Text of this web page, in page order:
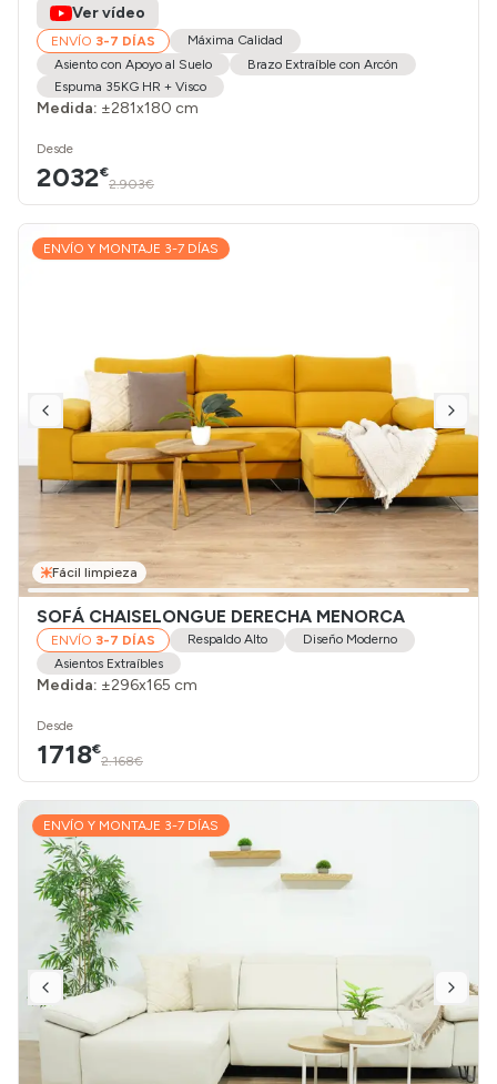
Ver vídeo
ENVÍO 3-7 DÍAS
Máxima Calidad
Asiento con Apoyo al Suelo
Brazo Extraíble con Arcón
Espuma 35KG HR + Visco
Medida: ±281x180 cm
Desde
2032€
2.903€
ENVÍO Y MONTAJE 3-7 DÍAS
Fácil limpieza
SOFÁ CHAISELONGUE DERECHA MENORCA
ENVÍO 3-7 DÍAS Respaldo Alto
Diseño Moderno
Asientos Extraíbles
Medida: ±296x165 cm
Desde
1718€
2.168€
ENVÍO Y MONTAJE 3-7 DÍAS